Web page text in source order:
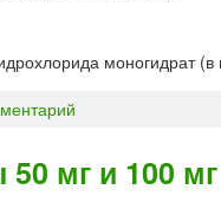
моногидрат
мг и 100 мг